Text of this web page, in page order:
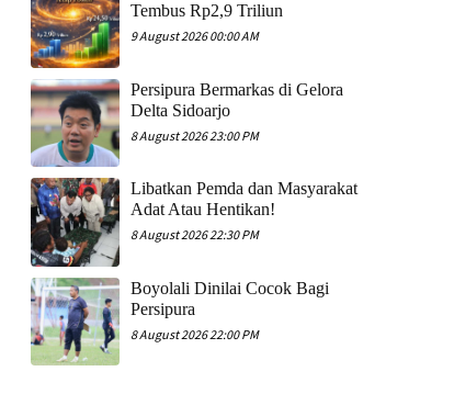
Tembus Rp2,9 Triliun
9 August 2026 00:00 AM
Persipura Bermarkas di Gelora
Delta Sidoarjo
8 August 2026 23:00 PM
Libatkan Pemda dan Masyarakat
Adat Atau Hentikan!
8 August 2026 22:30 PM
Boyolali Dinilai Cocok Bagi
Persipura
8 August 2026 22:00 PM